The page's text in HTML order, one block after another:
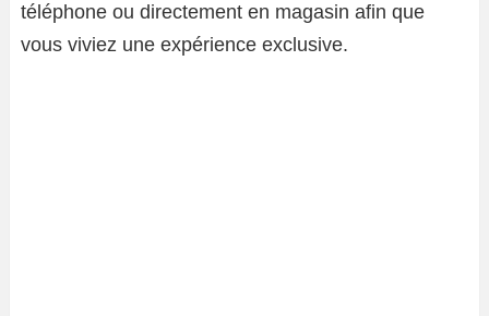
téléphone ou directement en magasin afin que
vous viviez une expérience exclusive.